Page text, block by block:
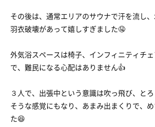
その後は、通常エリアのサウナで汗を流し、
羽衣破壊があって嬉しすぎました🤤
外気浴スペースは椅子、インフィニティチ
で、難民になる心配はありません👍
３人で、出張中という意識は吹っ飛び、と
そうな感覚にもなり、あまみ出まくりで、
た😆